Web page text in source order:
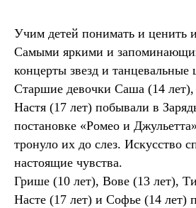
Учим детей понимать и ценить
Самыми яркими и
концерты звезд и танцевальные
Старшие девочки Саша (14
Настя (17 лет) побывали в
постановке «Ромео и
тронуло их до слез. Искусство
настоящие чувства.
Грише (10 лет), Вове (13 лет),
Насте (17 лет) и Софье (14 лет)